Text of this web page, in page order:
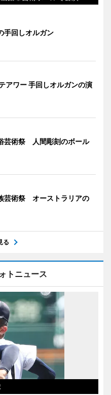
手回しオルガン
アワー 手回しオルガンの演
芸術祭 人間彫刻のボール
芸術祭 オーストラリアの
る
トニュース